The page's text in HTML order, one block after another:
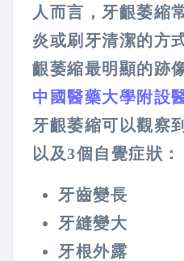
人而言，牙齦萎縮
炎或刷牙清潔的方
齦萎縮最明顯的跡
中國醫藥大學附設
牙齦萎縮可以觀察
以及3個自覺症狀：
牙齒變長
牙縫變大
牙根外露